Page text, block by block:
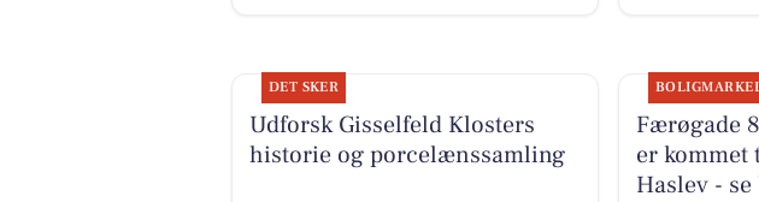
DET SKER
Udforsk Gisselfeld Klosters
historie og porcelænssamling
Færøgade
er kommet
Haslev -